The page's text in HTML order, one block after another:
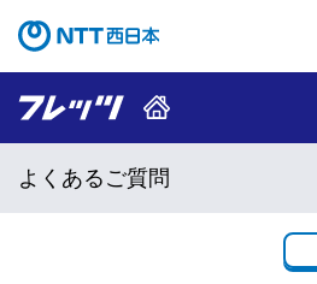
コンテンツのリンクナビ
よくあるご質問